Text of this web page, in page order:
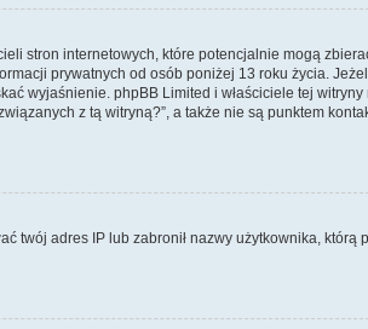
stron internetowych, które potencjalnie mogą
prywatnych od osób poniżej 13 roku życia.
wyjaśnienie. phpBB Limited i właściciele tej witryny
z tą witryną?”, a także nie są punktem
twój adres IP lub zabronił nazwy użytkownika, którą